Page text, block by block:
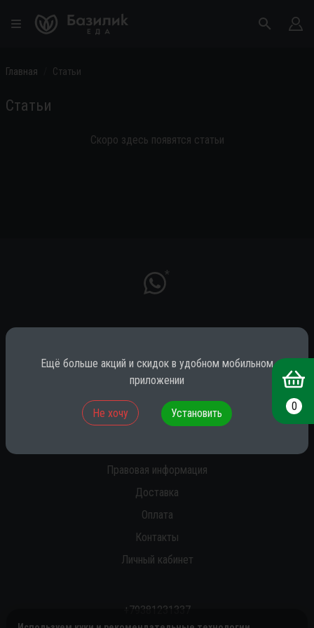
Главная Статьи
Статьи
Скоро здесь появятся статьи
*
О нас
Новости
Правовая информация
Доставка
Оплата
Контакты
Личный кабинет
+79381231337
0
Ещё больше акций и скидок в удобном мобильном
приложении
Не хочу Установить